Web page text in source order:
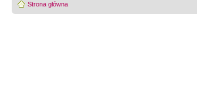
Strona główna